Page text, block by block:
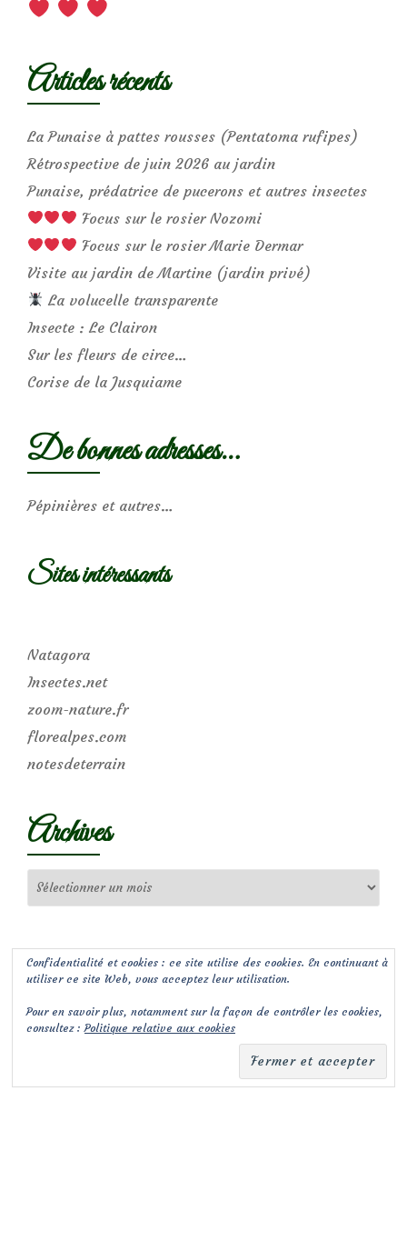
Articles récents
La Punaise à pattes rousses (Pentatoma rufipes)
Rétrospective de juin 2026 au jardin
Punaise, prédatrice de pucerons et autres insectes
Focus sur le rosier Nozomi
Focus sur le rosier Marie Dermar
Visite au jardin de Martine (jardin privé)
La volucelle transparente
Insecte : Le Clairon
Sur les fleurs de circe…
Corise de la Jusquiame
De bonnes adresses…
Pépinières et autres…
Sites intéressants
Natagora
Insectes.net
zoom-nature.fr
florealpes.com
notesdeterrain
Archives
Confidentialité et cookies : ce site utilise des cookies. En continuant à
utiliser ce site Web, vous acceptez leur utilisation.
Pour en savoir plus, notamment sur la façon de contrôler les cookies,
consultez :Politique relative aux cookies